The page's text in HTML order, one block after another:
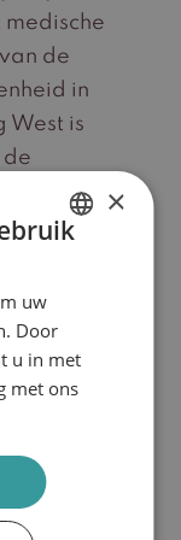
de
in
West is
de
patiënt
is wat
×
uw
Door
u in met
met ons